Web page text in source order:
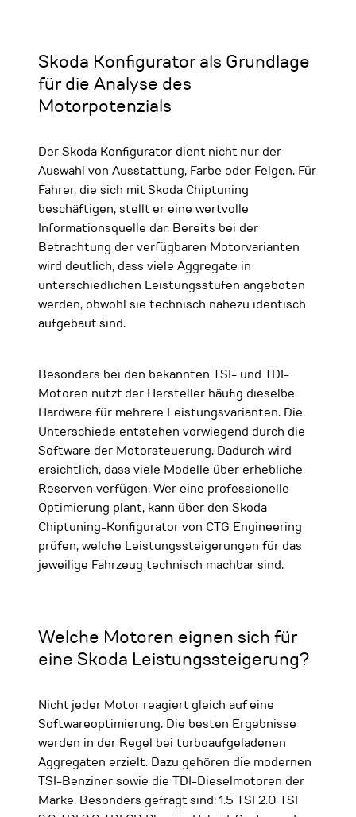
Skoda Konfigurator als Grundlage
für die Analyse des
Motorpotenzials
Der Skoda Konfigurator dient nicht nur der
Auswahl von Ausstattung, Farbe oder Felgen. Für
Fahrer, die sich mit Skoda Chiptuning
beschäftigen, stellt er eine wertvolle
Informationsquelle dar. Bereits bei der
Betrachtung der verfügbaren Motorvarianten
wird deutlich, dass viele Aggregate in
unterschiedlichen Leistungsstufen angeboten
werden, obwohl sie technisch nahezu identisch
aufgebaut sind.
Besonders bei den bekannten TSI- und TDI-
Motoren nutzt der Hersteller häufig dieselbe
Hardware für mehrere Leistungsvarianten. Die
Unterschiede entstehen vorwiegend durch die
Software der Motorsteuerung. Dadurch wird
ersichtlich, dass viele Modelle über erhebliche
Reserven verfügen. Wer eine professionelle
Optimierung plant, kann über den Skoda
Chiptuning-Konfigurator von CTG Engineering
prüfen, welche Leistungssteigerungen für das
jeweilige Fahrzeug technisch machbar sind.
Welche Motoren eignen sich für
eine Skoda Leistungssteigerung?
Nicht jeder Motor reagiert gleich auf eine
Softwareoptimierung. Die besten Ergebnisse
werden in der Regel bei turboaufgeladenen
Aggregaten erzielt. Dazu gehören die modernen
TSI-Benziner sowie die TDI-Dieselmotoren der
Marke. Besonders gefragt sind: 1.5 TSI 2.0 TSI